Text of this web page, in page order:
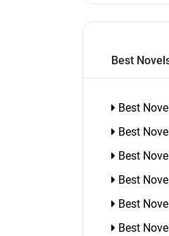
Best
Best
Best
Best
Best
Best
Best